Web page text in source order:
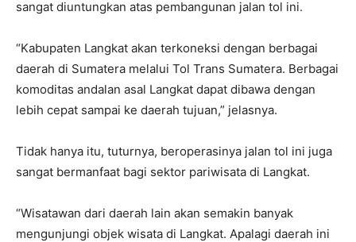
sangat diuntungkan atas pembangunan jalan tol ini.
“Kabupaten Langkat akan terkoneksi dengan berbagai
daerah di Sumatera melalui Tol Trans Sumatera. Berbagai
komoditas andalan asal Langkat dapat dibawa dengan
lebih cepat sampai ke daerah tujuan,” jelasnya.
Tidak hanya itu, tuturnya, beroperasinya jalan tol ini juga
sangat bermanfaat bagi sektor pariwisata di Langkat.
“Wisatawan dari daerah lain akan semakin banyak
mengunjungi objek wisata di Langkat. Apalagi daerah ini